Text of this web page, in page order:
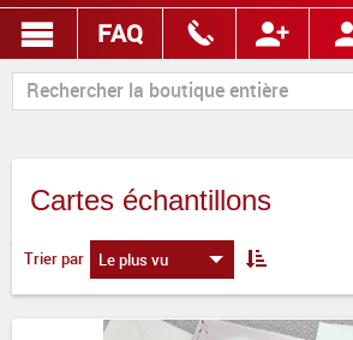
FAQ
Cartes échantillons
Trier par Le plus vu